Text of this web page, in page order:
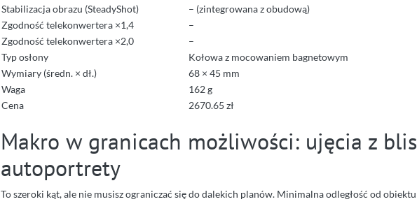
Stabilizacja obrazu (SteadyShot)
– (zintegrowana z obudową)
Zgodność telekonwertera ×1,4
–
Zgodność telekonwertera ×2,0
–
Typ osłony
Kołowa z mocowaniem bagnetowym
Wymiary (średn. × dł.)
68 × 45 mm
Waga
162 g
Cena
2670.65 zł
Makro w granicach możliwości: ujęcia z
autoportrety
To szeroki kąt, ale nie musisz ograniczać się do dalekich planów. Minimalna odległość od